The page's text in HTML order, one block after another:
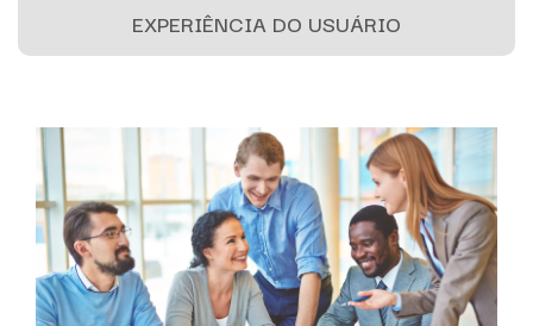
EXPERIÊNCIA DO USUÁRIO